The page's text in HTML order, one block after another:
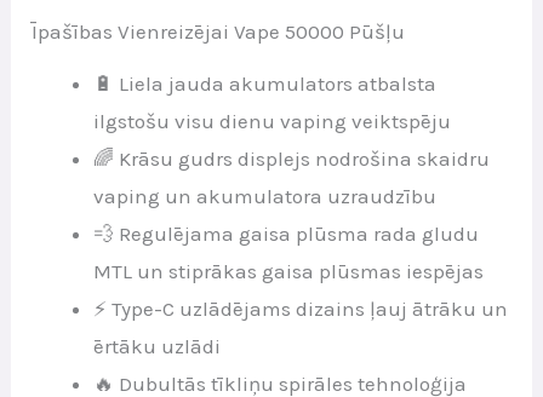
Īpašības Vienreizējai Vape 50000 Pūšļu
🔋 Liela jauda akumulators atbalsta
ilgstošu visu dienu vaping veiktspēju
🌈 Krāsu gudrs displejs nodrošina skaidru
vaping un akumulatora uzraudzību
💨 Regulējama gaisa plūsma rada gludu
MTL un stiprākas gaisa plūsmas iespējas
⚡ Type-C uzlādējams dizains ļauj ātrāku un
ērtāku uzlādi
🔥 Dubultās tīkliņu spirāles tehnoloģija